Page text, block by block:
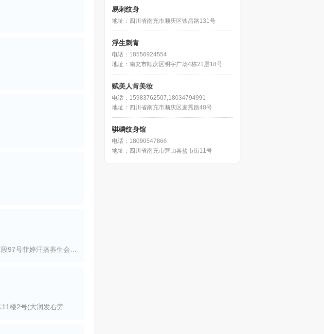
易刺纹身
地址：四川省南充市顺庆区铁昌路131号
浮生刺青
电话：18556924554
地址：南充市顺庆区明宇广场4栋21层18号
赋美人肯美妆
电话：15983762507,18034794991
地址：四川省南充市顺庆区麦秀路48号
骐磷纹身馆
电话：18090547866
地址：四川省南充市营山县盐市街11号